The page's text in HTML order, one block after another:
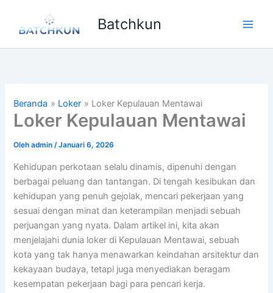
konten
Batchkun
Beranda Loker Loker Kepulauan Mentawai
Loker Kepulauan Mentawai
Olehadmin/Januari 6, 2026
Kehidupan perkotaan selalu dinamis, dipenuhi dengan
berbagai peluang dan tantangan. Di tengah kesibukan dan
kehidupan yang penuh gejolak, mencari pekerjaan yang
sesuai dengan minat dan keterampilan menjadi sebuah
perjuangan yang nyata. Dalam artikel ini, kita akan
menjelajahi dunia loker di Kepulauan Mentawai, sebuah
kota yang tak hanya menawarkan keindahan arsitektur dan
kekayaan budaya, tetapi juga menyediakan beragam
kesempatan pekerjaan bagi para pencari kerja.